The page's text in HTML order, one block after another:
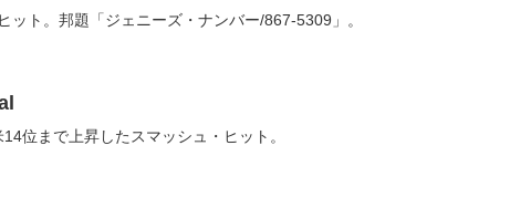
ト。邦題「ジェニーズ・ナンバー/867-5309」。
位まで上昇したスマッシュ・ヒット。